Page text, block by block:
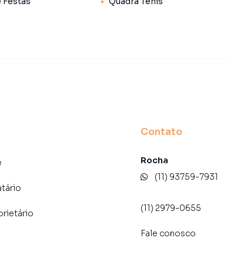
até os Astros”)
S 46° 48′ 39″ O
2008
Contato
Rocha
(11) 93759-7931
(11) 2979-0655
Fale conosco